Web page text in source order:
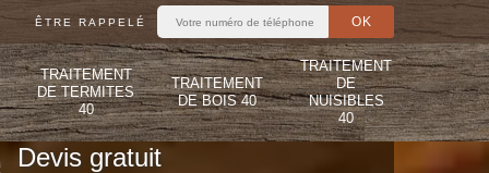
ÊTRE RAPPELÉ
TRAITEMENT
DE TERMITES
40
TRAITEMENT
DE BOIS 40
TRAITEMENT
DE
NUISIBLES
40
Devis gratuit